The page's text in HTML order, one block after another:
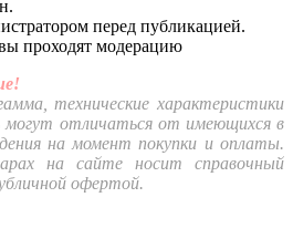
перед публикацией.
проходят модерацию
технические характеристики
могут отличаться от имеющихся в
на момент покупки и оплаты.
на сайте носит справочный
офертой.